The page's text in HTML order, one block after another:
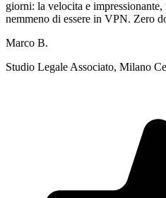
giorni: la velocita e
nemmeno di essere in VPN. Zero
Marco B.
Studio Legale Associato, Milano